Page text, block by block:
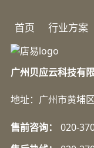
首页 行业方案
广州贝应云科技有
地址：广州市黄埔
售前咨询： 020-